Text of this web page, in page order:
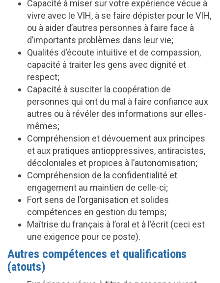
Capacité à miser sur votre expérience vécue à
vivre avec le VIH, à se faire dépister pour le VIH,
ou à aider d’autres personnes à faire face à
d’importants problèmes dans leur vie;
Qualités d’écoute intuitive et de compassion,
capacité à traiter les gens avec dignité et
respect;
Capacité à susciter la coopération de
personnes qui ont du mal à faire confiance aux
autres ou à révéler des informations sur elles-
mêmes;
Compréhension et dévouement aux principes
et aux pratiques antioppressives, antiracistes,
décoloniales et propices à l’autonomisation;
Compréhension de la confidentialité et
engagement au maintien de celle-ci;
Fort sens de l’organisation et solides
compétences en gestion du temps;
Maîtrise du français à l’oral et à l’écrit (ceci est
une exigence pour ce poste).
Autres compétences et qualifications
(atouts)